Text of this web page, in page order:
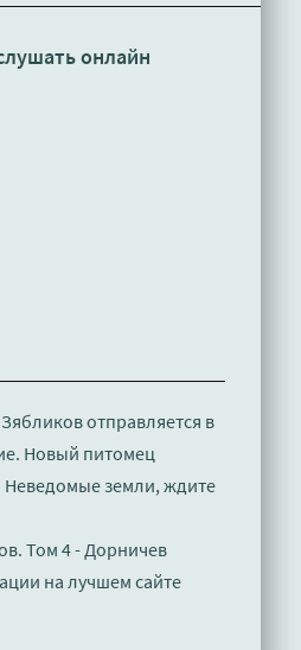
онлайн
отправляется в
Новый питомец
Неведомые земли, ждите
Том 4 - Дорничев
на лучшем сайте